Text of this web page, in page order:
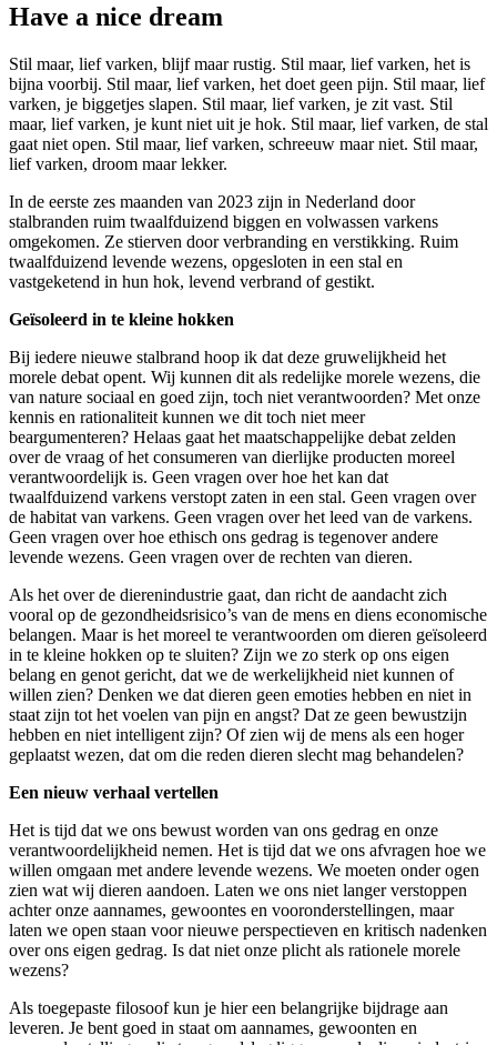
Have a nice dream
Stil maar, lief varken, blijf maar rustig. Stil maar, lief varken, het is
bijna voorbij. Stil maar, lief varken, het doet geen pijn. Stil maar, lief
varken, je biggetjes slapen. Stil maar, lief varken, je zit vast. Stil
maar, lief varken, je kunt niet uit je hok. Stil maar, lief varken, de stal
gaat niet open. Stil maar, lief varken, schreeuw maar niet. Stil maar,
lief varken, droom maar lekker.
In de eerste zes maanden van 2023 zijn in Nederland door
stalbranden ruim twaalfduizend biggen en volwassen varkens
omgekomen. Ze stierven door verbranding en verstikking. Ruim
twaalfduizend levende wezens, opgesloten in een stal en
vastgeketend in hun hok, levend verbrand of gestikt.
Geïsoleerd in te kleine hokken
Bij iedere nieuwe stalbrand hoop ik dat deze gruwelijkheid het
morele debat opent. Wij kunnen dit als redelijke morele wezens, die
van nature sociaal en goed zijn, toch niet verantwoorden? Met onze
kennis en rationaliteit kunnen we dit toch niet meer
beargumenteren? Helaas gaat het maatschappelijke debat zelden
over de vraag of het consumeren van dierlijke producten moreel
verantwoordelijk is. Geen vragen over hoe het kan dat
twaalfduizend varkens verstopt zaten in een stal. Geen vragen over
de habitat van varkens. Geen vragen over het leed van de varkens.
Geen vragen over hoe ethisch ons gedrag is tegenover andere
levende wezens. Geen vragen over de rechten van dieren.
Als het over de dierenindustrie gaat, dan richt de aandacht zich
vooral op de gezondheidsrisico’s van de mens en diens economische
belangen. Maar is het moreel te verantwoorden om dieren geïsoleerd
in te kleine hokken op te sluiten? Zijn we zo sterk op ons eigen
belang en genot gericht, dat we de werkelijkheid niet kunnen of
willen zien? Denken we dat dieren geen emoties hebben en niet in
staat zijn tot het voelen van pijn en angst? Dat ze geen bewustzijn
hebben en niet intelligent zijn? Of zien wij de mens als een hoger
geplaatst wezen, dat om die reden dieren slecht mag behandelen?
Een nieuw verhaal vertellen
Het is tijd dat we ons bewust worden van ons gedrag en onze
verantwoordelijkheid nemen. Het is tijd dat we ons afvragen hoe we
willen omgaan met andere levende wezens. We moeten onder ogen
zien wat wij dieren aandoen. Laten we ons niet langer verstoppen
achter onze aannames, gewoontes en vooronderstellingen, maar
laten we open staan voor nieuwe perspectieven en kritisch nadenken
over ons eigen gedrag. Is dat niet onze plicht als rationele morele
wezens?
Als toegepaste filosoof kun je hier een belangrijke bijdrage aan
leveren. Je bent goed in staat om aannames, gewoonten en